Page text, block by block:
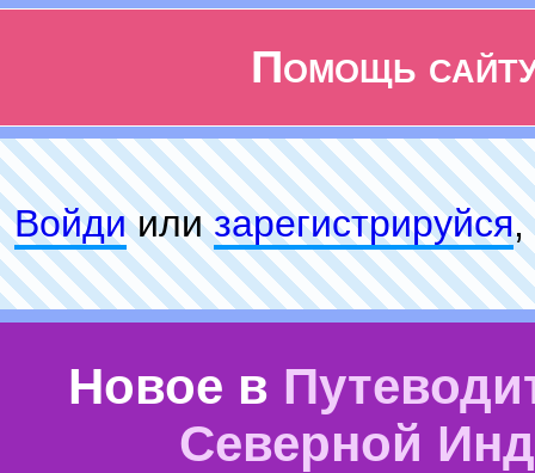
Помощь
Войдиилизарeгиcтpируйся,
Новое в
Северной